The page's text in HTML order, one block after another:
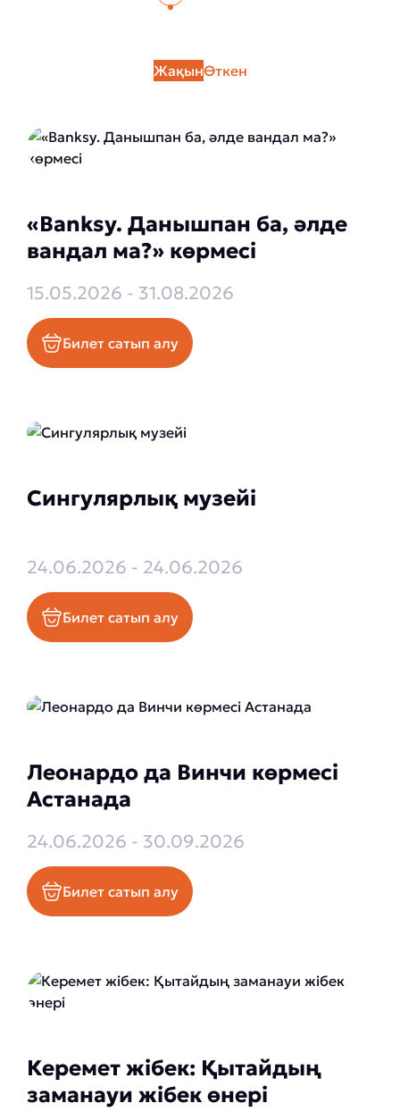
ЖақынӨткен
«Banksy. Данышпан ба, әлде
вандал ма?» көрмесі
15.05.2026 - 31.08.2026
Билет сатып алу
Сингулярлық музейі
24.06.2026 - 24.06.2026
Билет сатып алу
Леонардо да Винчи көрмесі
Астанада
24.06.2026 - 30.09.2026
Билет сатып алу
Керемет жібек: Қытайдың
заманауи жібек өнері